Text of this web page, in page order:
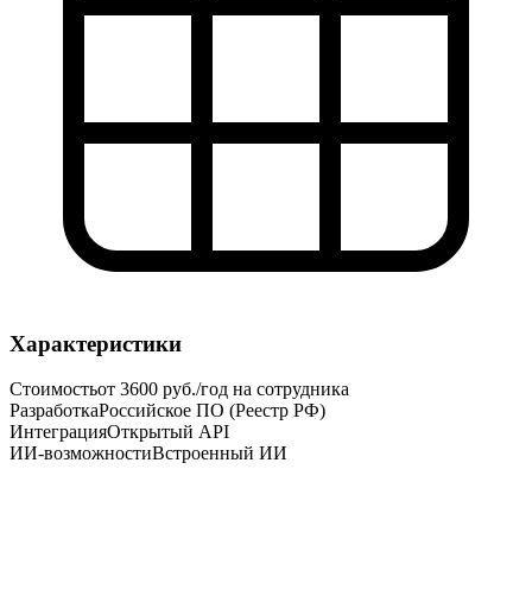
Характеристики
Стоимостьот 3600 руб./год на сотрудника
РазработкаРоссийское ПО (Реестр РФ)
ИнтеграцияОткрытый API
ИИ-возможностиВстроенный ИИ